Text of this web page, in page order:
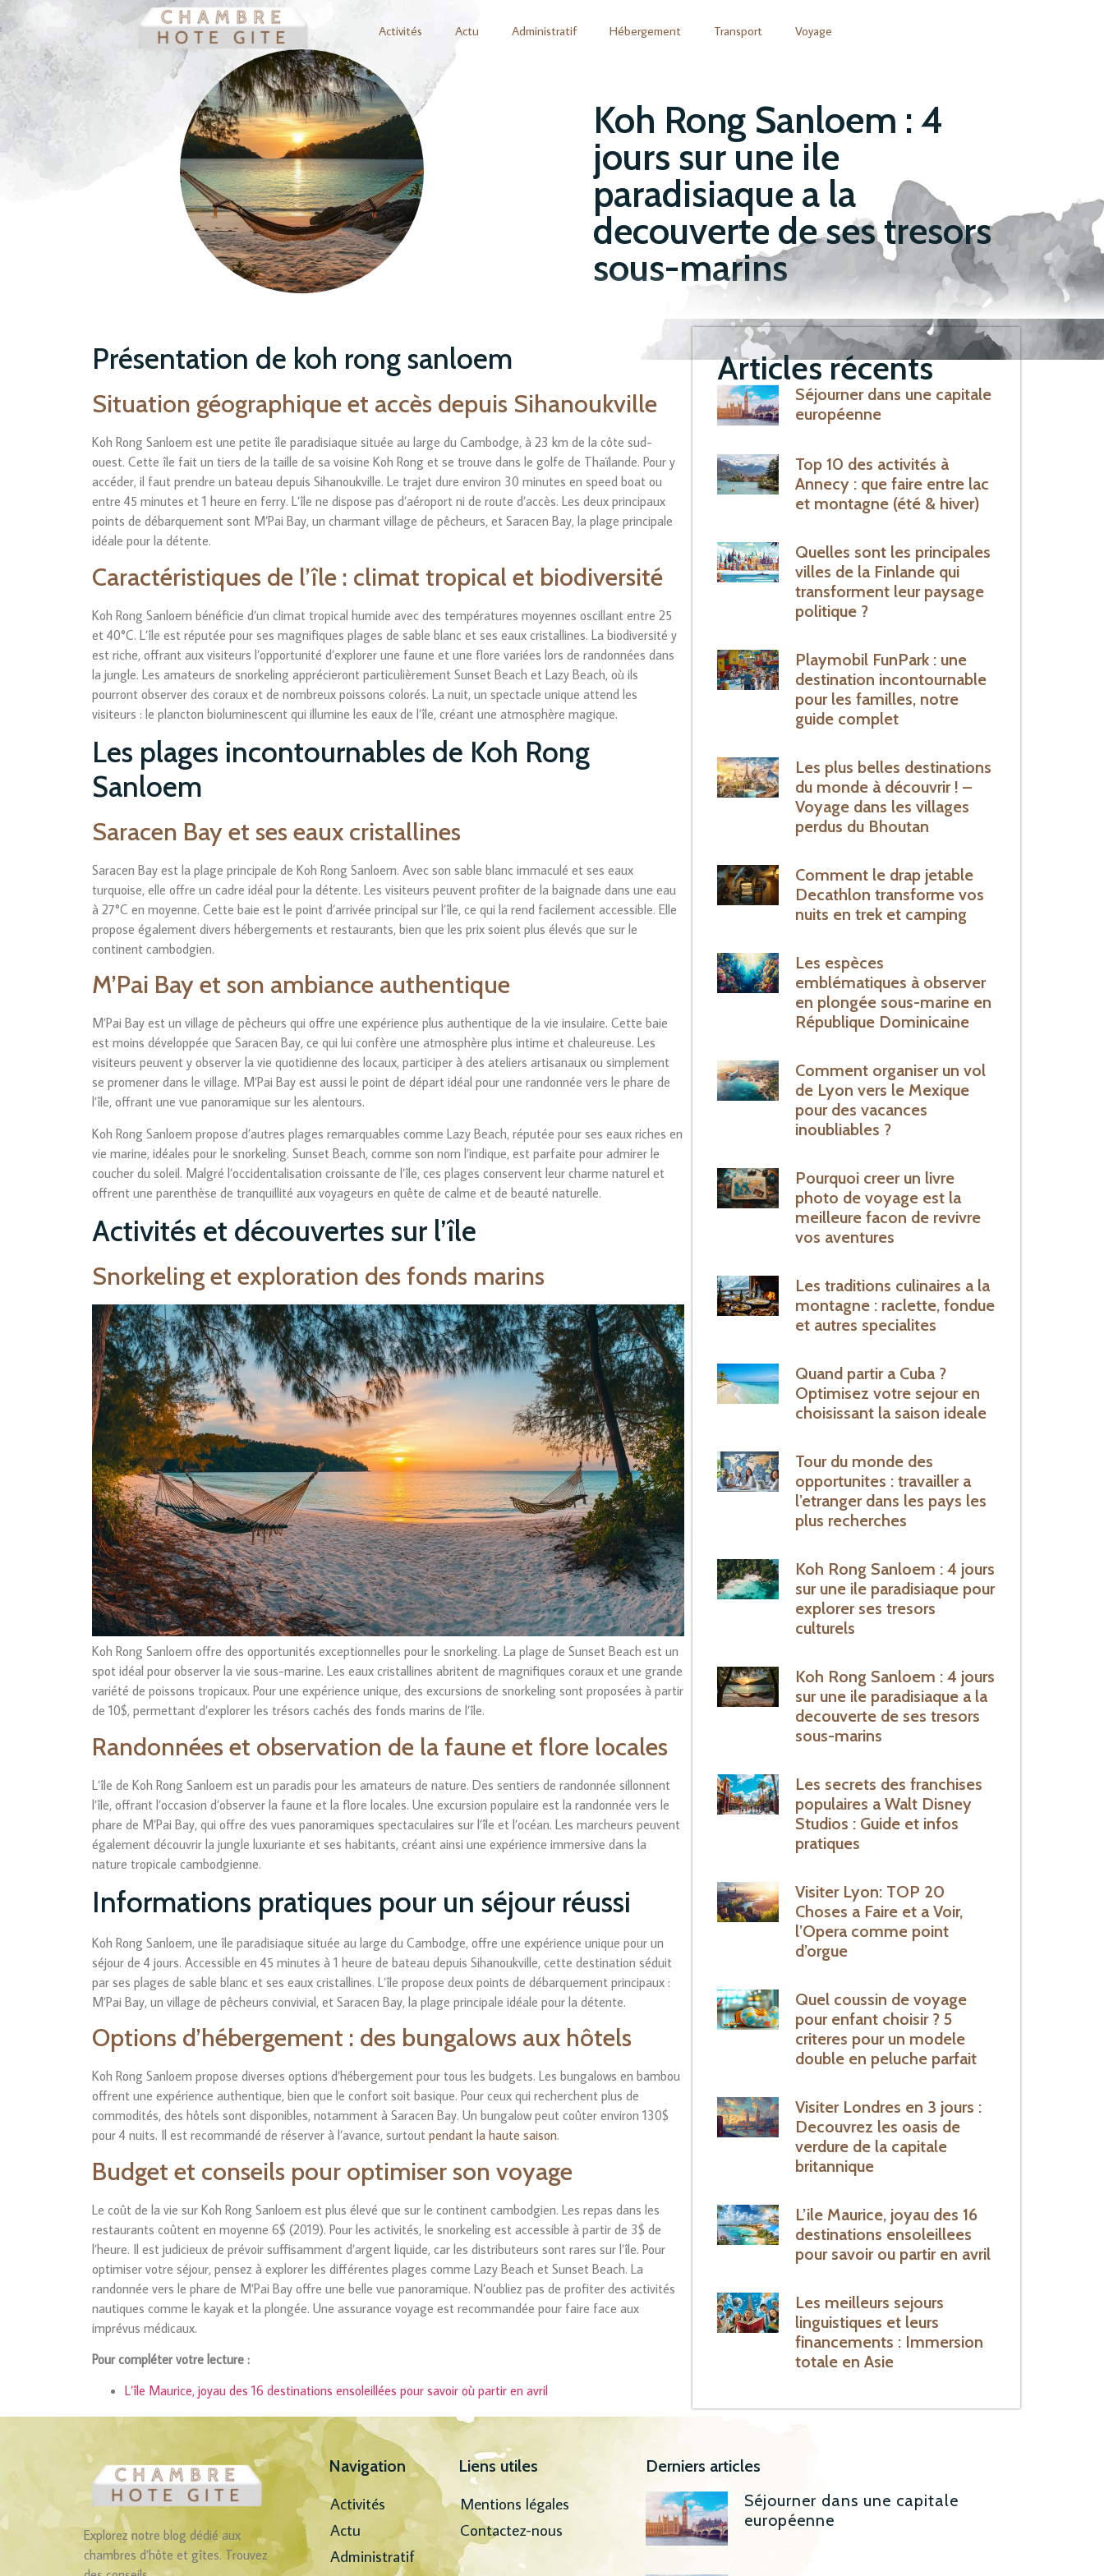
Activités Actu Administratif Hébergement Transport Voyage
Koh Rong Sanloem : 4
jours sur une ile
paradisiaque a la
decouverte de ses tresors
sous-marins
Présentation de koh rong sanloem
Situation géographique et accès depuis Sihanoukville
Koh Rong Sanloem est une petite île paradisiaque située au large du Cambodge, à 23 km de la côte sud-
ouest. Cette île fait un tiers de la taille de sa voisine Koh Rong et se trouve dans le golfe de Thaïlande. Pour y
accéder, il faut prendre un bateau depuis Sihanoukville. Le trajet dure environ 30 minutes en speed boat ou
entre 45 minutes et 1 heure en ferry. L’île ne dispose pas d’aéroport ni de route d’accès. Les deux principaux
points de débarquement sont M’Pai Bay, un charmant village de pêcheurs, et Saracen Bay, la plage principale
idéale pour la détente.
Caractéristiques de l’île : climat tropical et biodiversité
Koh Rong Sanloem bénéficie d’un climat tropical humide avec des températures moyennes oscillant entre 25
et 40°C. L’île est réputée pour ses magnifiques plages de sable blanc et ses eaux cristallines. La biodiversité y
est riche, offrant aux visiteurs l’opportunité d’explorer une faune et une flore variées lors de randonnées dans
la jungle. Les amateurs de snorkeling apprécieront particulièrement Sunset Beach et Lazy Beach, où ils
pourront observer des coraux et de nombreux poissons colorés. La nuit, un spectacle unique attend les
visiteurs : le plancton bioluminescent qui illumine les eaux de l’île, créant une atmosphère magique.
Les plages incontournables de Koh Rong
Sanloem
Saracen Bay et ses eaux cristallines
Saracen Bay est la plage principale de Koh Rong Sanloem. Avec son sable blanc immaculé et ses eaux
turquoise, elle offre un cadre idéal pour la détente. Les visiteurs peuvent profiter de la baignade dans une eau
à 27°C en moyenne. Cette baie est le point d’arrivée principal sur l’île, ce qui la rend facilement accessible. Elle
propose également divers hébergements et restaurants, bien que les prix soient plus élevés que sur le
continent cambodgien.
M’Pai Bay et son ambiance authentique
M’Pai Bay est un village de pêcheurs qui offre une expérience plus authentique de la vie insulaire. Cette baie
est moins développée que Saracen Bay, ce qui lui confère une atmosphère plus intime et chaleureuse. Les
visiteurs peuvent y observer la vie quotidienne des locaux, participer à des ateliers artisanaux ou simplement
se promener dans le village. M’Pai Bay est aussi le point de départ idéal pour une randonnée vers le phare de
l’île, offrant une vue panoramique sur les alentours.
Koh Rong Sanloem propose d’autres plages remarquables comme Lazy Beach, réputée pour ses eaux riches en
vie marine, idéales pour le snorkeling. Sunset Beach, comme son nom l’indique, est parfaite pour admirer le
coucher du soleil. Malgré l’occidentalisation croissante de l’île, ces plages conservent leur charme naturel et
offrent une parenthèse de tranquillité aux voyageurs en quête de calme et de beauté naturelle.
Activités et découvertes sur l’île
Snorkeling et exploration des fonds marins
Koh Rong Sanloem offre des opportunités exceptionnelles pour le snorkeling. La plage de Sunset Beach est un
spot idéal pour observer la vie sous-marine. Les eaux cristallines abritent de magnifiques coraux et une grande
variété de poissons tropicaux. Pour une expérience unique, des excursions de snorkeling sont proposées à partir
de 10$, permettant d’explorer les trésors cachés des fonds marins de l’île.
Randonnées et observation de la faune et flore locales
L’île de Koh Rong Sanloem est un paradis pour les amateurs de nature. Des sentiers de randonnée sillonnent
l’île, offrant l’occasion d’observer la faune et la flore locales. Une excursion populaire est la randonnée vers le
phare de M’Pai Bay, qui offre des vues panoramiques spectaculaires sur l’île et l’océan. Les marcheurs peuvent
également découvrir la jungle luxuriante et ses habitants, créant ainsi une expérience immersive dans la
nature tropicale cambodgienne.
Informations pratiques pour un séjour réussi
Koh Rong Sanloem, une île paradisiaque située au large du Cambodge, offre une expérience unique pour un
séjour de 4 jours. Accessible en 45 minutes à 1 heure de bateau depuis Sihanoukville, cette destination séduit
par ses plages de sable blanc et ses eaux cristallines. L’île propose deux points de débarquement principaux :
M’Pai Bay, un village de pêcheurs convivial, et Saracen Bay, la plage principale idéale pour la détente.
Options d’hébergement : des bungalows aux hôtels
Koh Rong Sanloem propose diverses options d’hébergement pour tous les budgets. Les bungalows en bambou
offrent une expérience authentique, bien que le confort soit basique. Pour ceux qui recherchent plus de
commodités, des hôtels sont disponibles, notamment à Saracen Bay. Un bungalow peut coûter environ 130$
pour 4 nuits. Il est recommandé de réserver à l’avance, surtout pendant la haute saison.
Budget et conseils pour optimiser son voyage
Le coût de la vie sur Koh Rong Sanloem est plus élevé que sur le continent cambodgien. Les repas dans les
restaurants coûtent en moyenne 6$ (2019). Pour les activités, le snorkeling est accessible à partir de 3$ de
l’heure. Il est judicieux de prévoir suffisamment d’argent liquide, car les distributeurs sont rares sur l’île. Pour
optimiser votre séjour, pensez à explorer les différentes plages comme Lazy Beach et Sunset Beach. La
randonnée vers le phare de M’Pai Bay offre une belle vue panoramique. N’oubliez pas de profiter des activités
nautiques comme le kayak et la plongée. Une assurance voyage est recommandée pour faire face aux
imprévus médicaux.
Pour compléter votre lecture :
L’île Maurice, joyau des 16 destinations ensoleillées pour savoir où partir en avril
Articles récents
Séjourner dans une capitale
européenne
Top 10 des activités à
Annecy : que faire entre lac
et montagne (été & hiver)
Quelles sont les principales
villes de la Finlande qui
transforment leur paysage
politique ?
Playmobil FunPark : une
destination incontournable
pour les familles, notre
guide complet
Les plus belles destinations
du monde à découvrir ! –
Voyage dans les villages
perdus du Bhoutan
Comment le drap jetable
Decathlon transforme vos
nuits en trek et camping
Les espèces
emblématiques à observer
en plongée sous-marine en
République Dominicaine
Comment organiser un vol
de Lyon vers le Mexique
pour des vacances
inoubliables ?
Pourquoi creer un livre
photo de voyage est la
meilleure facon de revivre
vos aventures
Les traditions culinaires a la
montagne : raclette, fondue
et autres specialites
Quand partir a Cuba ?
Optimisez votre sejour en
choisissant la saison ideale
Tour du monde des
opportunites : travailler a
l’etranger dans les pays les
plus recherches
Koh Rong Sanloem : 4 jours
sur une ile paradisiaque pour
explorer ses tresors
culturels
Koh Rong Sanloem : 4 jours
sur une ile paradisiaque a la
decouverte de ses tresors
sous-marins
Les secrets des franchises
populaires a Walt Disney
Studios : Guide et infos
pratiques
Visiter Lyon: TOP 20
Choses a Faire et a Voir,
l’Opera comme point
d’orgue
Quel coussin de voyage
pour enfant choisir ? 5
criteres pour un modele
double en peluche parfait
Visiter Londres en 3 jours :
Decouvrez les oasis de
verdure de la capitale
britannique
L’ile Maurice, joyau des 16
destinations ensoleillees
pour savoir ou partir en avril
Les meilleurs sejours
linguistiques et leurs
financements : Immersion
totale en Asie
Explorez notre blog dédié aux
chambres d’hôte et gîtes. Trouvez
Navigation
Activités
Actu
Administratif
Liens utiles
Mentions légales
Contactez-nous
Derniers articles
Séjourner dans une capitale
européenne